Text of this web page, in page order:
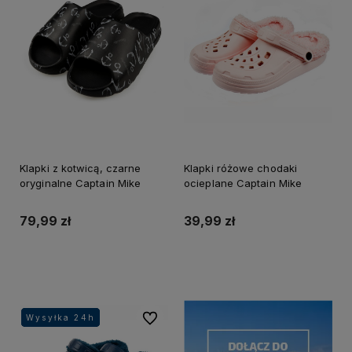
Klapki z kotwicą, czarne
oryginalne Captain Mike
79,99 zł
Klapki różowe chodaki
ocieplane Captain Mike
39,99 zł
Wysyłka 24h
Wysyłka 24h
Wysyłka 24h
Wysyłka 24h Do ulubionych